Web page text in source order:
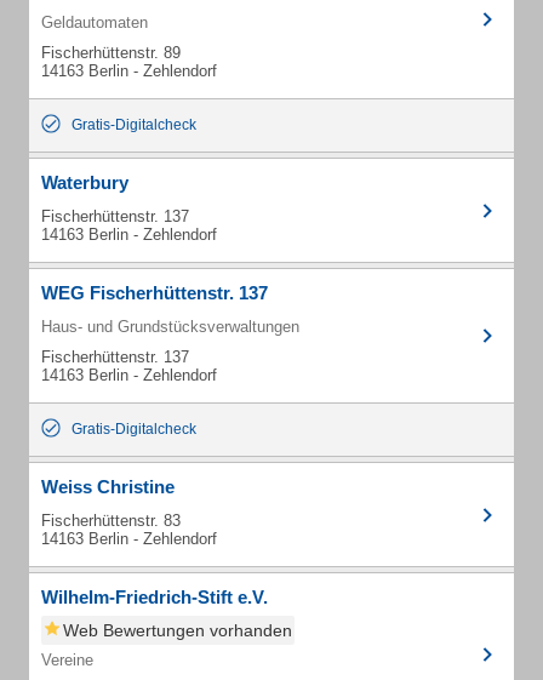
Geldautomaten
Fischerhüttenstr. 89
14163 Berlin - Zehlendorf
Gratis-Digitalcheck
Waterbury
Fischerhüttenstr. 137
14163 Berlin - Zehlendorf
WEG Fischerhüttenstr. 137
Haus- und Grundstücksverwaltungen
Fischerhüttenstr. 137
14163 Berlin - Zehlendorf
Gratis-Digitalcheck
Weiss Christine
Fischerhüttenstr. 83
14163 Berlin - Zehlendorf
Wilhelm-Friedrich-Stift e.V.
Web Bewertungen vorhanden
Vereine